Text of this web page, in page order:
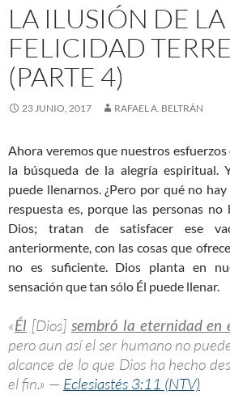
LA ILUSIÓN DE LA
FELICIDAD
(PARTE 4)
23 JUNIO, 2017 RAFAEL A. BELTRÁN
Ahora veremos que nuestros esfuerzos
la búsqueda de la alegría espiritual.
puede llenarnos. ¿Pero por qué no
respuesta es, porque las personas no
Dios; tratan de satisfacer ese
anteriormente, con las cosas que
no es suficiente. Dios planta en
sensación que tan sólo Él puede llenar.
«Él [Dios] sembró la eternidad en
pero aun así el ser humano no
alcance de lo que Dios ha hecho
el fin.» — Eclesiastés 3:11 (NTV)